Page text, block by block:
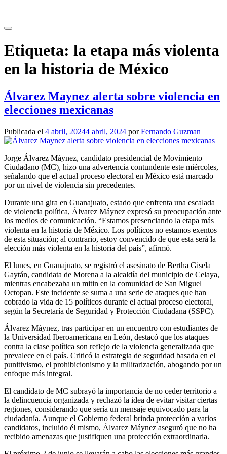
contenido
Etiqueta: la etapa más violenta
en la historia de México
Álvarez Maynez alerta sobre violencia en
elecciones mexicanas
Publicada el 4 abril, 20244 abril, 2024 porFernando Guzman
Jorge Álvarez Máynez, candidato presidencial de Movimiento
Ciudadano (MC), hizo una advertencia contundente este miércoles,
señalando que el actual proceso electoral en México está marcado
por un nivel de violencia sin precedentes.
Durante una gira en Guanajuato, estado que enfrenta una escalada
de violencia política, Álvarez Máynez expresó su preocupación ante
los medios de comunicación. “Estamos presenciando la etapa más
violenta en la historia de México. Los políticos no estamos exentos
de esta situación; al contrario, estoy convencido de que esta será la
elección más violenta en la historia del país”, afirmó.
El lunes, en Guanajuato, se registró el asesinato de Bertha Gisela
Gaytán, candidata de Morena a la alcaldía del municipio de Celaya,
mientras encabezaba un mitin en la comunidad de San Miguel
Octopan. Este incidente se suma a una serie de ataques que han
cobrado la vida de 15 políticos durante el actual proceso electoral,
según la Secretaría de Seguridad y Protección Ciudadana (SSPC).
Álvarez Máynez, tras participar en un encuentro con estudiantes de
la Universidad Iberoamericana en León, destacó que los ataques
contra la clase política son reflejo de la violencia generalizada que
prevalece en el país. Criticó la estrategia de seguridad basada en el
punitivismo, el prohibicionismo y la militarización, abogando por un
enfoque más integral.
El candidato de MC subrayó la importancia de no ceder territorio a
la delincuencia organizada y rechazó la idea de evitar visitar ciertas
regiones, considerando que sería un mensaje equivocado para la
ciudadanía. Aunque el Gobierno federal brinda protección a varios
candidatos, incluido él mismo, Álvarez Máynez aseguró que no ha
recibido amenazas que justifiquen una protección extraordinaria.